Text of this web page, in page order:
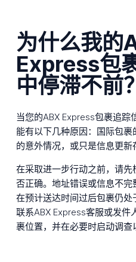
为什么我的
Express包
中停滞不前？
当您的ABX Express包裹追
能有以下几种原因：国际包
的意外情况，或只是信息更新
在采取进一步行动之前，请
否正确。地址错误或信息不
在预计送达时间过后包裹仍
联系ABX Express客服或发件
裹位置，并在必要时启动调查